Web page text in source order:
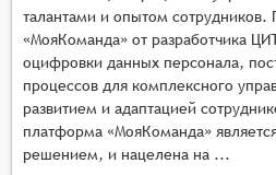
Возможность
новостей, релизов,
важных событий.
Система обратной
пользователю
услуге, задавать
талантами и опытом
«МояКоманда» от разработчика
оцифровки данных персонала,
процессов для комплексного
развитием и адаптацией
платформа «МояКоманда»
решением, и нацелена на ...